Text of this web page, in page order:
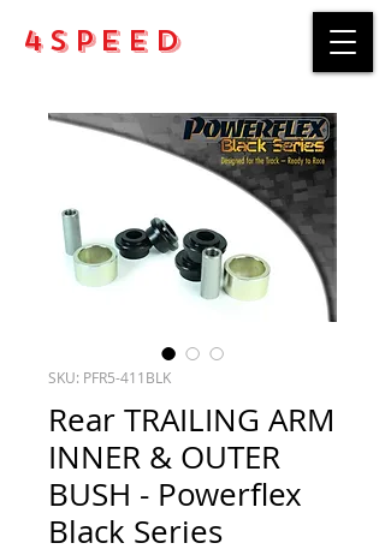
4Speed
SKU: PFR5-411BLK
Rear TRAILING ARM
INNER & OUTER
BUSH - Powerflex
Black Series